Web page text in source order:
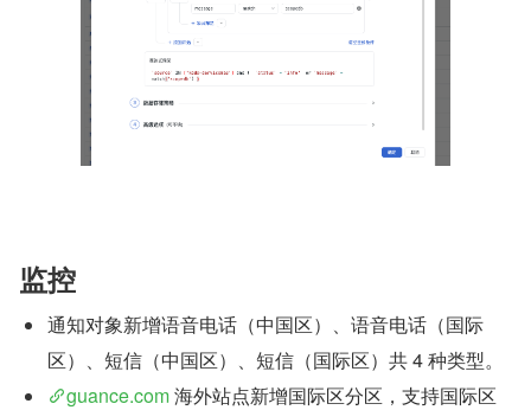
监控
通知对象新增语音电话（中国区）、语音电话（国际
区）、短信（中国区）、短信（国际区）共 4 种类型。
guance.com 海外站点新增国际区分区，支持国际区